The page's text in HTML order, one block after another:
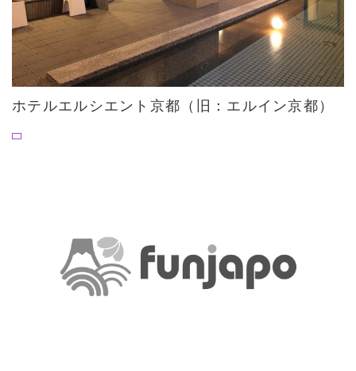
ホテルエルシエント京都（旧：エルイン京都）